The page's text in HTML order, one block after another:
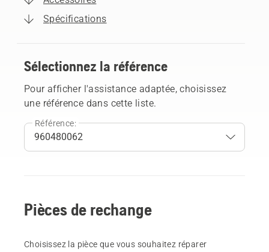
Spécifications
Sélectionnez la référence
Pour afficher l'assistance adaptée, choisissez
une référence dans cette liste.
Référence:
Pièces de rechange
Choisissez la pièce que vous souhaitez réparer